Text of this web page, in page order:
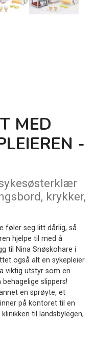
MED
-
krykker,
føler seg litt dårlig, så
hjelpe til med å
til Nina Snøskohare i
også alt en sykepleier
viktig utstyr som en
slippers!
en sprøyte, et
på kontoret til en
til landsbylegen,